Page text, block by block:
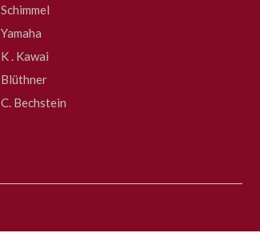
Schimmel
Yamaha
K . Kawai
Blüthner
C. Bechstein